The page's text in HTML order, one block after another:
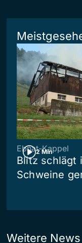
2 Min
Ebnat-Kappel
Blitz schlägt
Schweine
Weitere News